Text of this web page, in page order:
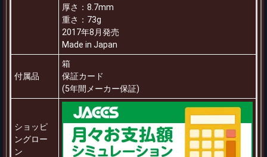
厚さ：8.7mm
重さ：73g
2017年8月発売
Made in Japan
付属品
箱
保証カード
(5年間メーカー保証)
ショッピ
ングロー
ン